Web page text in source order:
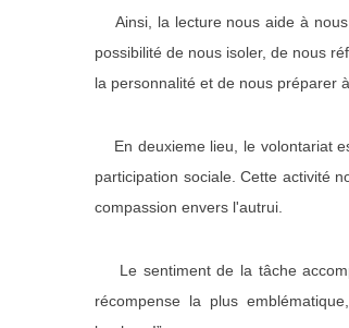
Ainsi, la lecture nous aide à
possibilité de nous isoler, de nous
la personnalité et de nous préparer
En deuxieme lieu, le volontariat
participation sociale. Cette activité
compassion envers l'autrui.
Le sentiment de la tâche
récompense la plus